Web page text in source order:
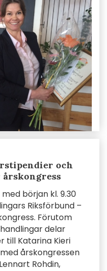
och
början kl. 9.30
Riksförbund –
Förutom
delar
till Katarina Kieri
årskongressen
Rohdin,